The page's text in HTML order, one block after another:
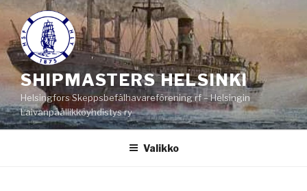
Siirry
sisältöön
SHIPMASTERS HELSINKI
Helsingfors Skeppsbefälhavareförening rf – Helsingin
Laivanpäällikköyhdistys ry
Valikko